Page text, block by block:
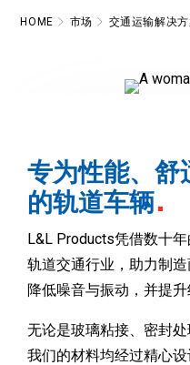
HOME 市场 交通运输解决方
专为性能、舒
的轨道车辆
L&L Products凭借数十
轨道交通行业，助力制造
降低噪音与振动，并提升
无论是玻璃粘接、密封
我们的材料均经过精心